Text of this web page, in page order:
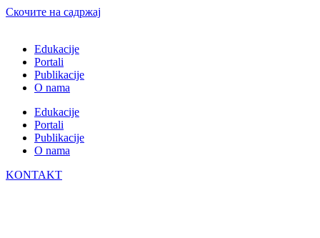
Скочите на садржај
Edukacije
Portali
Publikacije
O nama
Edukacije
Portali
Publikacije
O nama
KONTAKT